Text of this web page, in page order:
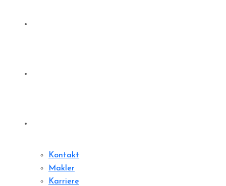
Kontakt
Makler
Karriere